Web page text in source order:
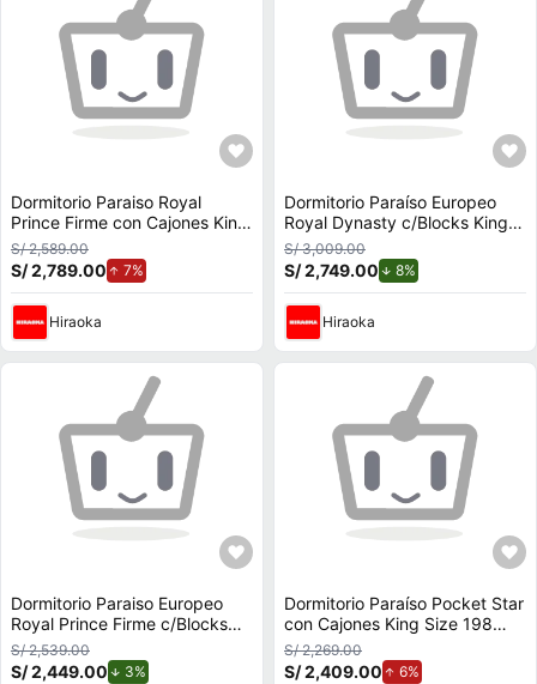
Dormitorio Paraiso Royal
Prince Firme con Cajones King
Chocolate
S/ 2,589.00
S/ 2,789.00 7%
Hiraoka
Dormitorio Paraíso Europeo
Royal Dynasty c/Blocks King
Size 198 Chocolate
S/ 3,009.00
S/ 2,749.00 8%
Hiraoka
Dormitorio Paraiso Europeo
Royal Prince Firme c/Blocks
King Size 198 Chocolate
S/ 2,539.00
S/ 2,449.00 3%
Dormitorio Paraíso Pocket Star
con Cajones King Size 198
Chocolate
S/ 2,269.00
S/ 2,409.00 6%